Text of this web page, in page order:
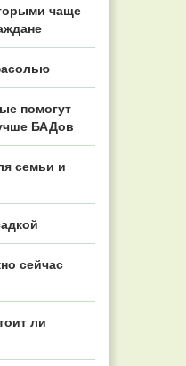
чаще
помогут
БАДов
семьи и
сейчас
ли